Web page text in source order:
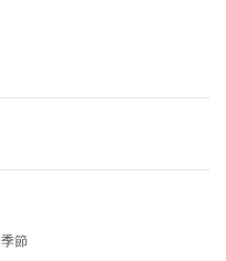
季節